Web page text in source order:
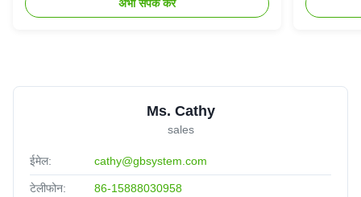
अभी संपर्क करें
Ms. Cathy
sales
ईमेल: cathy@gbsystem.com
टेलीफोन: 86-15888030958